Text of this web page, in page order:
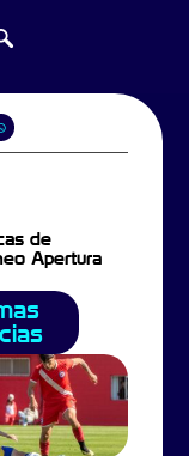
de
Apertura